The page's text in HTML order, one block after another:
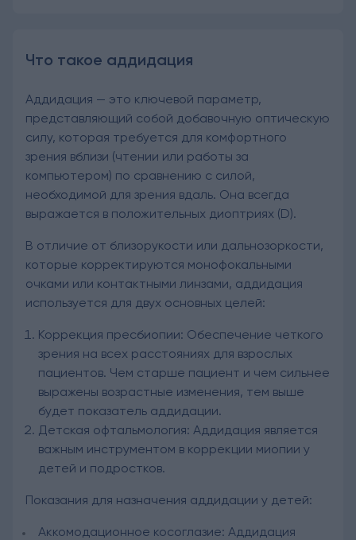
Что такое аддидация
Аддидация — это ключевой параметр,
представляющий собой добавочную оптическую
силу, которая требуется для комфортного
зрения вблизи (чтении или работы за
компьютером) по сравнению с силой,
необходимой для зрения вдаль. Она всегда
выражается в положительных диоптриях (D).
В отличие от близорукости или дальнозоркости,
которые корректируются монофокальными
очками или контактными линзами, аддидация
используется для двух основных целей:
Коррекция пресбиопии: Обеспечение четкого
зрения на всех расстояниях для взрослых
пациентов. Чем старше пациент и чем сильнее
выражены возрастные изменения, тем выше
будет показатель аддидации.
Детская офтальмология: Аддидация является
важным инструментом в коррекции миопии у
детей и подростков.
Показания для назначения аддидации у детей:
Аккомодационное косоглазие: Аддидация